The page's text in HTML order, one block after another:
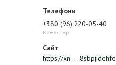
+380 (96) 220-05-40
Киевстар
https://xn----